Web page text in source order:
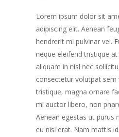
Lorem ipsum dolor sit
adipiscing elit. Aenean
hendrerit mi pulvinar vel.
neque eleifend tristique
aliquam in nisl nec
consectetur volutpat sem
tristique, magna ornare
mi auctor libero, non
Aenean egestas ut purus
eu nisi erat. Nam mattis